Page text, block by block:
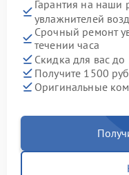
Гарантия на наши
увлажнителей
Срочный ремонт
течении часа
Скидка для вас до
Получите 1500
Оригинальные